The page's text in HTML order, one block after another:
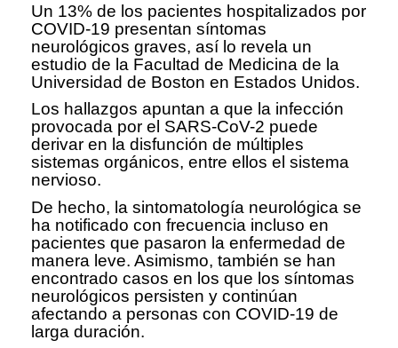
Un 13% de los pacientes hospitalizados por
COVID-19 presentan síntomas
neurológicos graves, así lo revela un
estudio de la Facultad de Medicina de la
Universidad de Boston en Estados Unidos.
Los hallazgos apuntan a que la infección
provocada por el SARS-CoV-2 puede
derivar en la disfunción de múltiples
sistemas orgánicos, entre ellos el sistema
nervioso.
De hecho, la sintomatología neurológica se
ha notificado con frecuencia incluso en
pacientes que pasaron la enfermedad de
manera leve. Asimismo, también se han
encontrado casos en los que los síntomas
neurológicos persisten y continúan
afectando a personas con COVID-19 de
larga duración.